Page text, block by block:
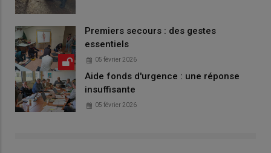
Premiers secours : des gestes
essentiels
05 février 2026
Aide fonds d'urgence : une réponse
insuffisante
05 février 2026